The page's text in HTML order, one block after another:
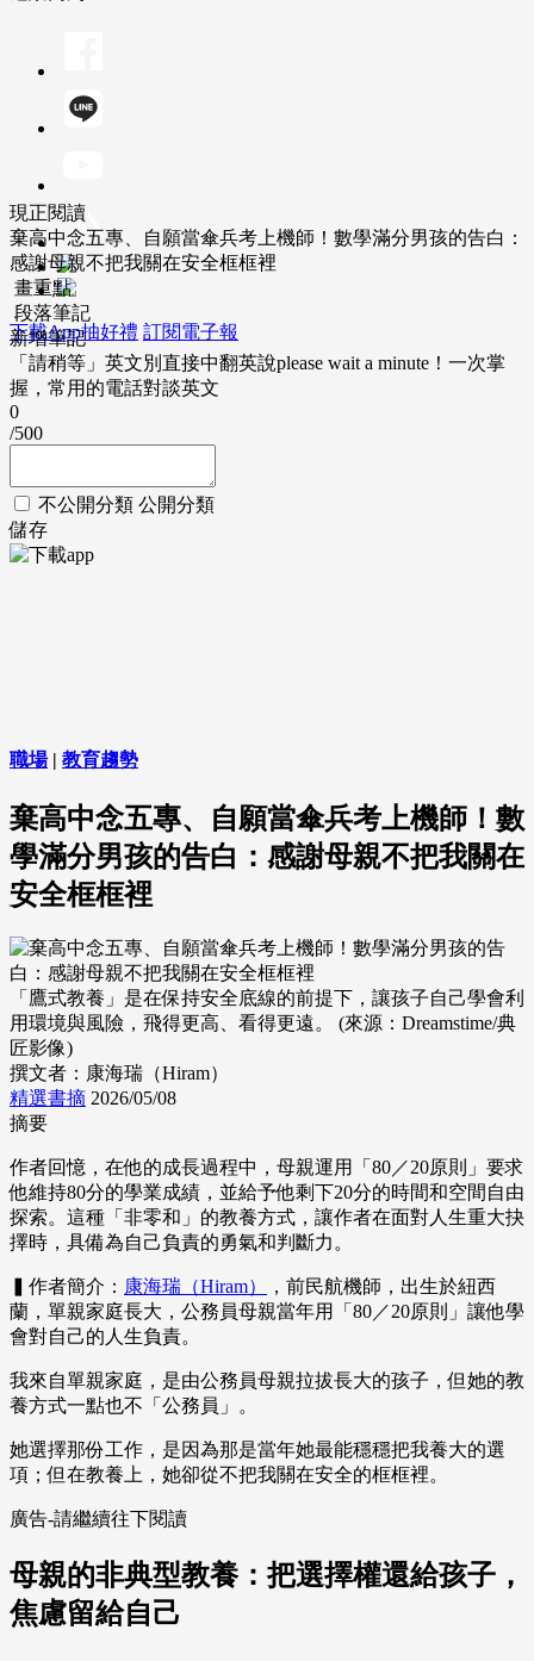
下載App抽好禮 訂閱電子報
現正閱讀
棄高中念五專、自願當傘兵考上機師！數學滿分男孩的告白：
感謝母親不把我關在安全框框裡
畫重點
段落筆記
新增筆記
「請稍等」英文別直接中翻英說please wait a minute！一次掌
握，常用的電話對談英文
0
/500
不公開分類 公開分類
儲存
職場| 教育趨勢
棄高中念五專、自願當傘兵考上機師！數
學滿分男孩的告白：感謝母親不把我關在
安全框框裡
「鷹式教養」是在保持安全底線的前提下，讓孩子自己學會利
用環境與風險，飛得更高、看得更遠。 (來源：Dreamstime/典
匠影像)
撰文者：康海瑞（Hiram）
精選書摘 2026/05/08
摘要
作者回憶，在他的成長過程中，母親運用「80／20原則」要求
他維持80分的學業成績，並給予他剩下20分的時間和空間自由
探索。這種「非零和」的教養方式，讓作者在面對人生重大抉
擇時，具備為自己負責的勇氣和判斷力。
▍作者簡介： 康海瑞（Hiram）
，前民航機師，出生於紐西
蘭，單親家庭長大，公務員母親當年用「80／20原則」讓他學
會對自己的人生負責。
我來自單親家庭，是由公務員母親拉拔長大的孩子，但她的教
養方式一點也不「公務員」。
她選擇那份工作，是因為那是當年她最能穩穩把我養大的選
項；但在教養上，她卻從不把我關在安全的框框裡。
廣告-請繼續往下閱讀
母親的非典型教養：把選擇權還給孩子，
焦慮留給自己